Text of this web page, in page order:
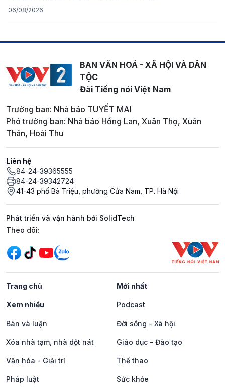
06/08/2026
BAN VĂN HOÁ - XÃ HỘI VÀ DÂN
TỘC
Đài Tiếng nói Việt Nam
Trưởng ban: Nhà báo TUYẾT MAI
Phó trưởng ban: Nhà báo Hồng Lan, Xuân Thọ, Xuân
Thân, Hoài Thu
Liên hệ
84-24-39365555
84-24-39342724
41-43 phố Bà Triệu, phường Cửa Nam, TP. Hà Nội
Phát triển và vận hành bởi SolidTech
Mạng xã hội
Theo dõi:
Trang chủ Mới nhất
Xem nhiều Podcast
Bàn và luận Đời sống - Xã hội
Xóa nhà tạm, nhà dột nát Giáo dục - Đào tạo
Văn hóa - Giải trí Thể thao
Pháp luật Sức khỏe